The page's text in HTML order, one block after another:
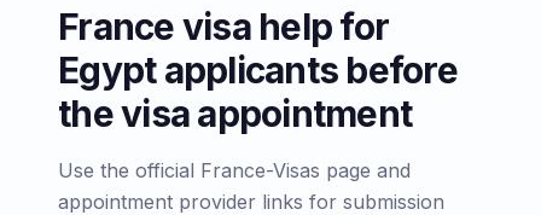
France visa help for
Egypt applicants before
the visa appointment
Use the official France-Visas page and
appointment provider links for submission